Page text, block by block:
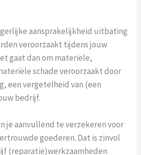
aansprakelijkheid uitbating
veroorzaakt tijdens jouw
gaat dan om materiële,
schade veroorzaakt door
een vergetelheid van (een
bedrijf.
je aanvullend te verzekeren voor
goederen. Dat is zinvol
(reparatie)werkzaamheden